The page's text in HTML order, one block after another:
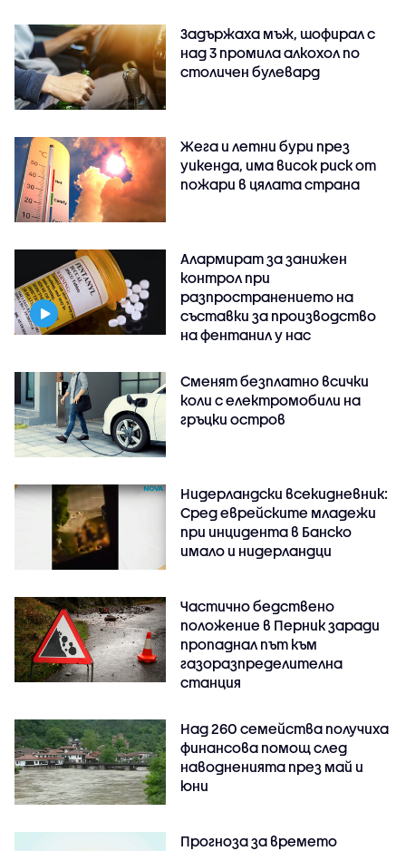
Задържаха мъж, шофирал с
над 3 промила алкохол по
столичен булевард
Жега и летни бури през
уикенда, има висок риск от
пожари в цялата страна
Алармират за занижен
контрол при
разпространението на
съставки за производство
на фентанил у нас
Сменят безплатно всички
коли с електромобили на
гръцки остров
Нидерландски всекидневник:
Сред еврейските младежи
при инцидента в Банско
имало и нидерландци
Частично бедствено
положение в Перник заради
пропаднал път към
газоразпределителна
станция
Над 260 семейства получиха
финансова помощ след
наводненията през май и
юни
Прогноза за времето